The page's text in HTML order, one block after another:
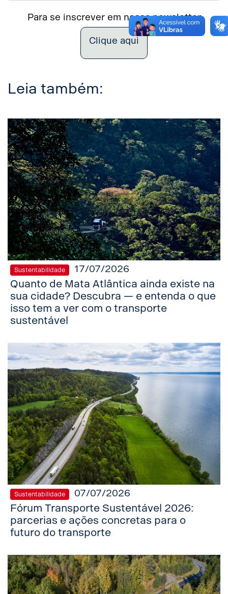
Para se inscrever em nossa newsletter
Clique aqui
Leia também:
Sustentabilidade 17/07/2026
Quanto de Mata Atlântica ainda existe na
sua cidade? Descubra — e entenda o que
isso tem a ver com o transporte
sustentável
Sustentabilidade 07/07/2026
Fórum Transporte Sustentável 2026:
parcerias e ações concretas para o
futuro do transporte